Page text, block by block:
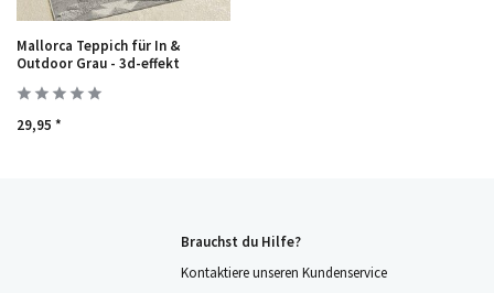
Mallorca Teppich für In &
Outdoor Grau - 3d-effekt
29,95 *
Brauchst du Hilfe?
Kontaktiere unseren Kundenservice